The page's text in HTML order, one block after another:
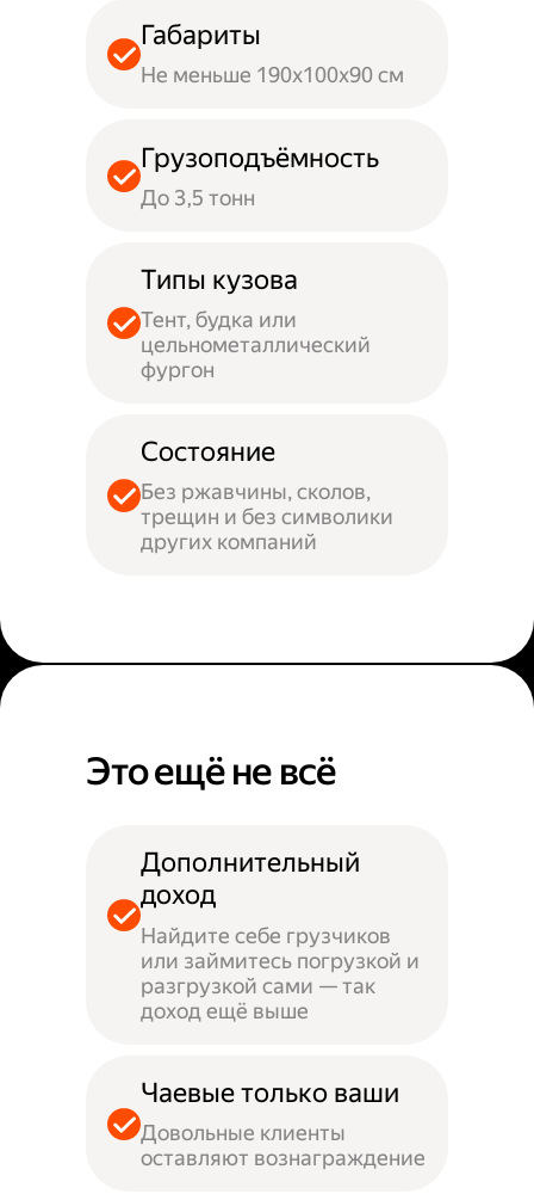
Габариты
Не меньше 190х100х90 см
Грузоподъёмность
До 3,5 тонн
Типы кузова
Тент, будка или
цельнометаллический
фургон
Состояние
Без ржавчины, сколов,
трещин и без символики
других компаний
Это ещё не всё
Дополнительный
доход
Найдите себе грузчиков
или займитесь погрузкой и
разгрузкой сами — так
доход ещё выше
Чаевые только ваши
Довольные клиенты
оставляют вознаграждение